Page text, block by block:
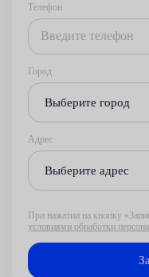
Телефон
Город
Выберите город
Адрес
Выберите адрес
При нажатии на кнопку
условиями обработки